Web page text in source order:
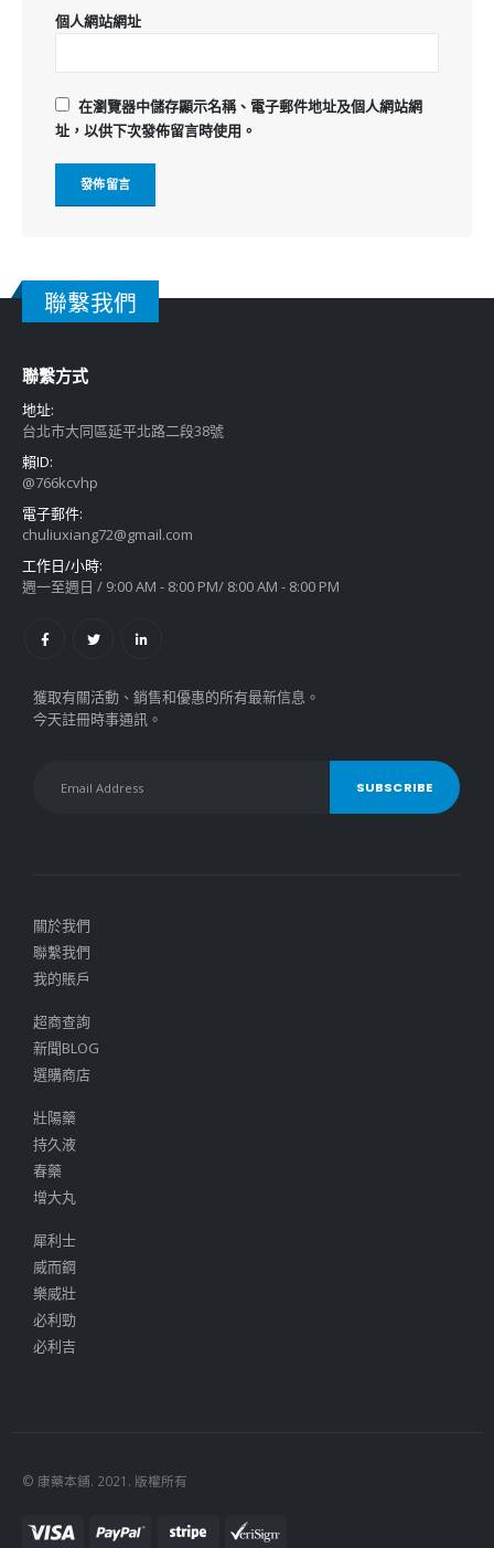
個人網站網址
在瀏覽器中儲存顯示名稱、電子郵件地址及個人網站網
址，以供下次發佈留言時使用。
聯繫我們
聯繫方式
地址:
台北市大同區延平北路二段38號
賴ID:
@766kcvhp
電子郵件:
chuliuxiang72@gmail.com
工作日/小時:
週一至週日 / 9:00 AM - 8:00 PM/ 8:00 AM - 8:00 PM
獲取有關活動、銷售和優惠的所有最新信息。
今天註冊時事通訊。
關於我們
聯繫我們
我的賬戶
超商查詢
新聞BLOG
選購商店
壯陽藥
持久液
春藥
增大丸
犀利士
威而鋼
樂威壯
必利勁
必利吉
© 康藥本鋪. 2021. 版權所有